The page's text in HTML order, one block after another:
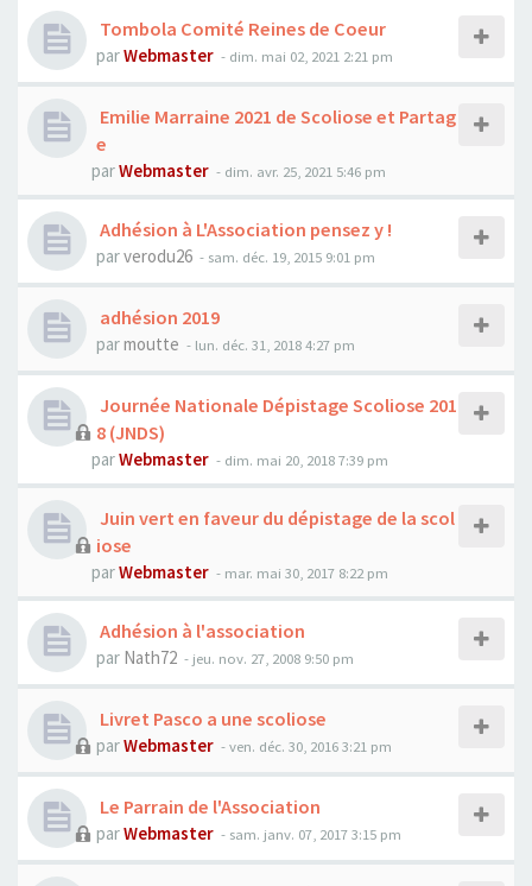
Tombola Comité Reines de Coeur
parWebmaster - dim. mai 02, 2021 2:21 pm
Emilie Marraine 2021 de Scoliose et Partag
e
parWebmaster - dim. avr. 25, 2021 5:46 pm
Adhésion à L'Association pensez y !
parverodu26 - sam. déc. 19, 2015 9:01 pm
adhésion 2019
parmoutte - lun. déc. 31, 2018 4:27 pm
Journée Nationale Dépistage Scoliose 201
8 (JNDS)
parWebmaster - dim. mai 20, 2018 7:39 pm
Juin vert en faveur du dépistage de la scol
iose
parWebmaster - mar. mai 30, 2017 8:22 pm
Adhésion à l'association
par Nath72 - jeu. nov. 27, 2008 9:50 pm
Livret Pasco a une scoliose
parWebmaster - ven. déc. 30, 2016 3:21 pm
Le Parrain de l'Association
parWebmaster - sam. janv. 07, 2017 3:15 pm